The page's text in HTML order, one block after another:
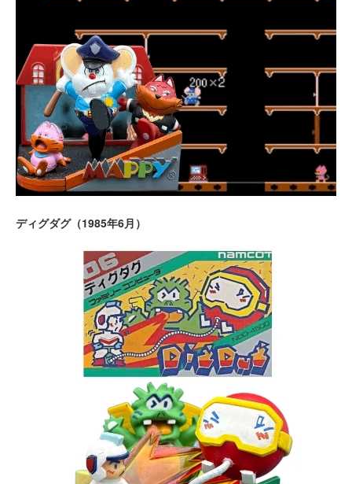
ディグダグ（1985年6月）